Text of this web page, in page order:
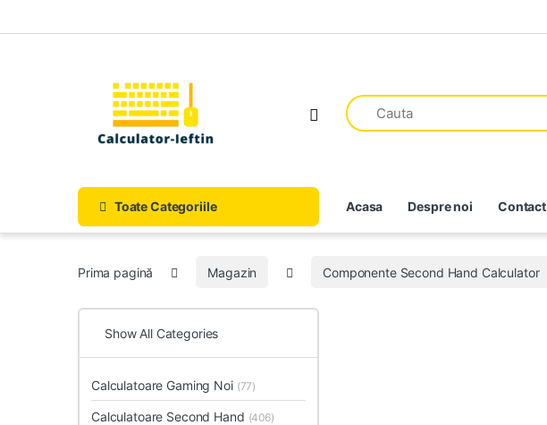
Open
Toate Categoriile Acasa Despre noi Contact
Prima pagină Magazin Componente Second Hand Calculator
Show All Categories
Calculatoare Gaming Noi (77)
Calculatoare Second Hand (406)